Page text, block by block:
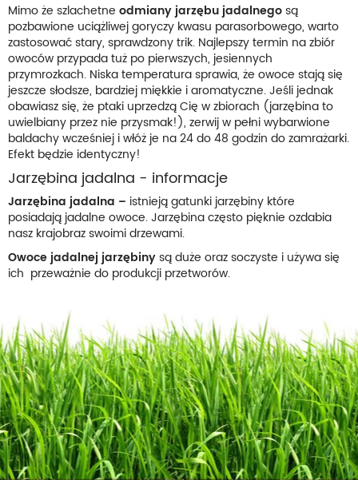
Mimo że szlachetne odmiany jarzębu jadalnegosą
pozbawione uciążliwej goryczy kwasu parasorbowego, warto
zastosować stary, sprawdzony trik. Najlepszy termin na zbiór
owoców przypada tuż po pierwszych, jesiennych
przymrozkach. Niska temperatura sprawia, że owoce stają się
jeszcze słodsze, bardziej miękkie i aromatyczne. Jeśli jednak
obawiasz się, że ptaki uprzedzą Cię w zbiorach (jarzębina to
uwielbiany przez nie przysmak!), zerwij w pełni wybarwione
baldachy wcześniej i włóż je na 24 do 48 godzin do zamrażarki.
Efekt będzie identyczny!
Jarzębina jadalna - informacje
Jarzębina jadalna – istnieją gatunki jarzębiny które
posiadają jadalne owoce. Jarzębina często pięknie ozdabia
nasz krajobraz swoimi drzewami.
Owoce jadalnej jarzębinysą duże oraz soczyste i używa się
ich przeważnie do produkcji przetworów.